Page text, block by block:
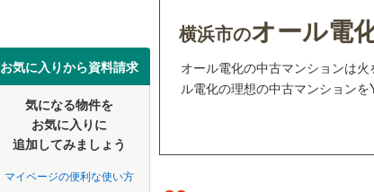
お気に入りから資料請求
気になる物件を
お気に入りに
追加してみましょう
マイページの便利な使い方
横浜市のオール電
オール電化の中古マンションは
ル電化の理想の中古マンションを
新潟
東海 愛知
中国 鳥取
横浜市 鶴見
中区
磯子
御殿
地下鉄 横浜
小田
宅配
トラ
駐車
管理・